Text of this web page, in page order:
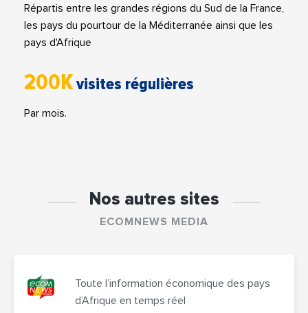
Répartis entre les grandes régions du Sud de la France,
les pays du pourtour de la Méditerranée ainsi que les
pays d'Afrique
200Kvisites régulières
Par mois.
Nos autres sites
ECOMNEWS MEDIA
Toute l’information économique des pays
d’Afrique en temps réel